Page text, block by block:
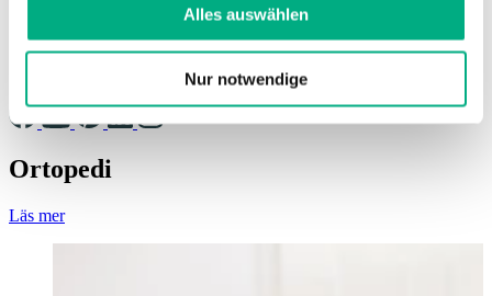
DatenschutzerklärungundImpressum
Alles auswählen
Nur notwendige
Juzo USA
Ortopedi
Läs mer